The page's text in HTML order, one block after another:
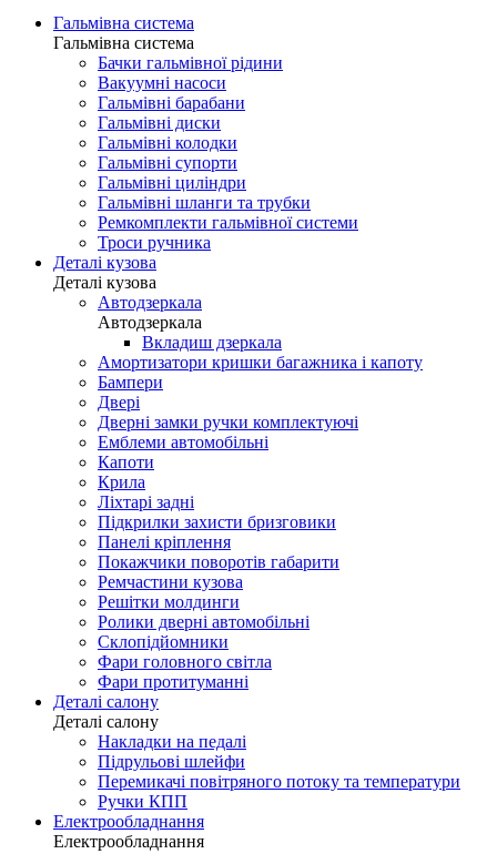
Гальмівна система
Гальмівна система
Бачки гальмівної рідини
Вакуумні насоси
Гальмівні барабани
Гальмівні диски
Гальмівні колодки
Гальмівні супорти
Гальмівні циліндри
Гальмівні шланги та трубки
Ремкомплекти гальмівної системи
Троси ручника
Деталі кузова
Деталі кузова
Автодзеркала
Автодзеркала
Вкладиш дзеркала
Амортизатори кришки багажника і капоту
Бампери
Двері
Дверні замки ручки комплектуючі
Емблеми автомобільні
Капоти
Крила
Ліхтарі задні
Підкрилки захисти бризговики
Панелі кріплення
Покажчики поворотів габарити
Ремчастини кузова
Решітки молдинги
Ролики дверні автомобільні
Склопідйомники
Фари головного світла
Фари протитуманні
Деталі салону
Деталі салону
Накладки на педалі
Підрульові шлейфи
Перемикачі повітряного потоку та температури
Ручки КПП
Електрообладнання
Електрообладнання